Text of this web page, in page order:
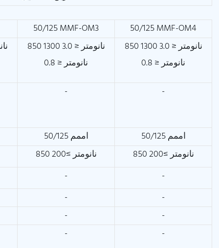
50/125 MMF-OM3
50/125 MMF-OM4
850 نانومتر ≤ 3.0 1300
نانومتر ≤ 0.8
850 نانومتر ≤ 3.0 1300
نانومتر ≤ 0.8
-
-
50/125 اممم
50/125 اممم
850 نانومتر ≥200
850 نانومتر ≥200
-
-
-
-
-
-
-
-